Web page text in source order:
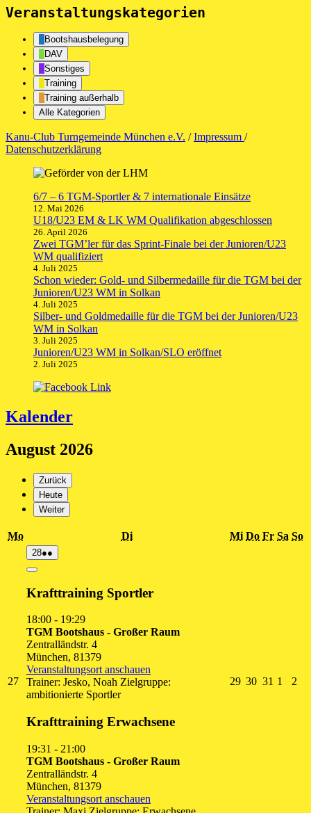
Veranstaltungskategorien
Bootshausbelegung
DAV
Sonstiges
Training
Training außerhalb
Alle Kategorien
Kanu-Club Turngemeinde München e.V. /Impressum /
Datenschutzerklärung
6/7 – 6 TGM-Sportler & 7 internationale Einsätze
12. Mai 2026
U18/U23 EM & LK WM Qualifikation abgeschlossen
26. April 2026
Zwei TGM’ler für das Sprint-Finale bei der Junioren/U23
WM qualifiziert
4. Juli 2025
Schon wieder: Gold- und Silbermedaille für die TGM bei der
Junioren/U23 WM in Solkan
4. Juli 2025
Silber- und Goldmedaille für die TGM bei der Junioren/U23
WM in Solkan
3. Juli 2025
Junioren/U23 WM in Solkan/SLO eröffnet
2. Juli 2025
Kalender
August 2026
Zurück
Heute
Weiter
MoMontag DiDienstag MiMittwoch
Do FrFreitag
Sa So
2727.
Juli
2828.
Juli
●●
Veranstaltungen)
Close
Krafttraining Sportler
18:00 - 19:29
TGM Bootshaus - Großer Raum
Zentralländstr. 4
München, 81379
Veranstaltungsort anschauen
Trainer: Jesko, Noah Zielgruppe:
ambitionierte Sportler
Krafttraining Erwachsene
19:31 - 21:00
TGM Bootshaus - Großer Raum
Zentralländstr. 4
München, 81379
Veranstaltungsort anschauen
2929.
3030.
31 31.
1 2